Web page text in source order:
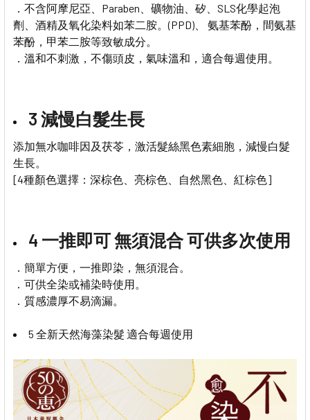
．不含阿摩尼亞、Paraben、礦物油、矽、SLS化學起泡
劑、酒精及氧化染料如苯二胺。(PPD)、 氨基苯酚，間氨基
苯酚，甲苯二胺等致敏成分。
．溫和不刺激，不傷頭皮，氣味溫和，適合每週使用。
3 減慢白髮生長
添加無水咖啡因及茯苓，激活髮絲黑色素細胞，減慢白髮
生長。
[4種顏色選擇：深棕色、亮棕色、自然黑色、紅棕色]
4 一推即可 無須混合 可供多次使用
．簡單方便，一推即染，無須混合。
．可供全染或補染時使用。
．質感濃厚不易滴漏。
5 全新天然海藻染髮 適合每週使用